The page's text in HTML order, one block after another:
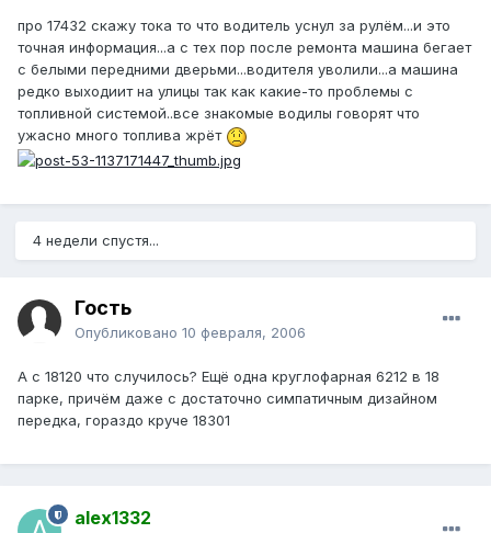
про 17432 скажу тока то что водитель уснул за рулём...и это
точная информация...а с тех пор после ремонта машина бегает
с белыми передними дверьми...водителя уволили...а машина
редко выходиит на улицы так как какие-то проблемы с
топливной системой..все знакомые водилы говорят что
ужасно много топлива жрёт
4 недели спустя...
Гость
Опубликовано 10 февраля, 2006
А с 18120 что случилось? Ещё одна круглофарная 6212 в 18
парке, причём даже с достаточно симпатичным дизайном
передка, гораздо круче 18301
alex1332